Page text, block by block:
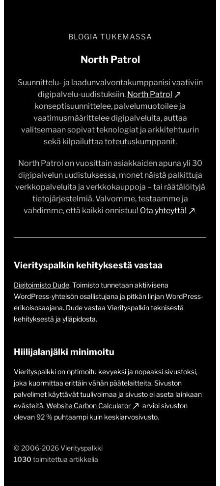
BLOGIA TUKEMASSA
North Patrol
Suunnittelu- ja laadunvalvontakumppanisi vaativiin
digipalvelu-uudistuksiin. North Patrol
konseptisuunnittelee, palvelumuotoilee ja
vaatimusmäärittelee digipalveluita, auttaa
valitsemaan sopivat teknologiat ja arkkitehtuurin
sekä kilpailuttaa toteutuskumppanit.
North Patrol on vuosittain asiakkaiden apuna yli 30
digipalvelun uudistuksessa, monet näistä palkittuja
verkkopalveluita ja verkkokauppoja – tai räätälöityjä
tietojärjestelmiä. Valvomme, testaamme ja
vahdimme, että kaikki onnistuu! Ota yhteyttä!
© 2006-2026 Vierityspalkki
1030 toimitettua artikkelia
Vierityspalkin kehityksestä vastaa
Digitoimisto Dude. Toimisto tunnetaan aktiivisena
WordPress-yhteisön osallistujana ja pitkän linjan WordPress-
erikoisosaajana. Dude vastaa Vierityspalkin teknisestä
kehityksestä ja ylläpidosta.
Hiilijalanjälki minimoitu
Vierityspalkki on optimoitu kevyeksi ja nopeaksi sivustoksi,
joka kuormittaa erittäin vähän päätelaitteita. Sivuston
palvelimet käyttävät tuulivoimaa ja sivusto ei aseta lainkaan
evästeitä. Website Carbon Calculator
arvioi sivuston
olevan 92 % puhtaampi kuin keskiarvosivusto.